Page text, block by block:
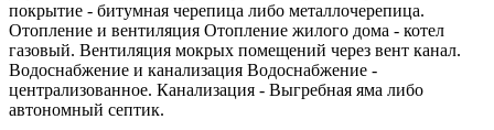
покрытие - битумная черепица либо металлочерепица.
Отопление и вентиляция Отопление жилого дома - котел
газовый. Вентиляция мокрых помещений через вент канал.
Водоснабжение и канализация Водоснабжение -
централизованное. Канализация - Выгребная яма либо
автономный септик.